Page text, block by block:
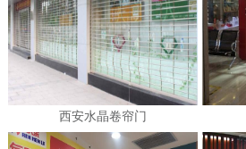
西安水晶卷帘门